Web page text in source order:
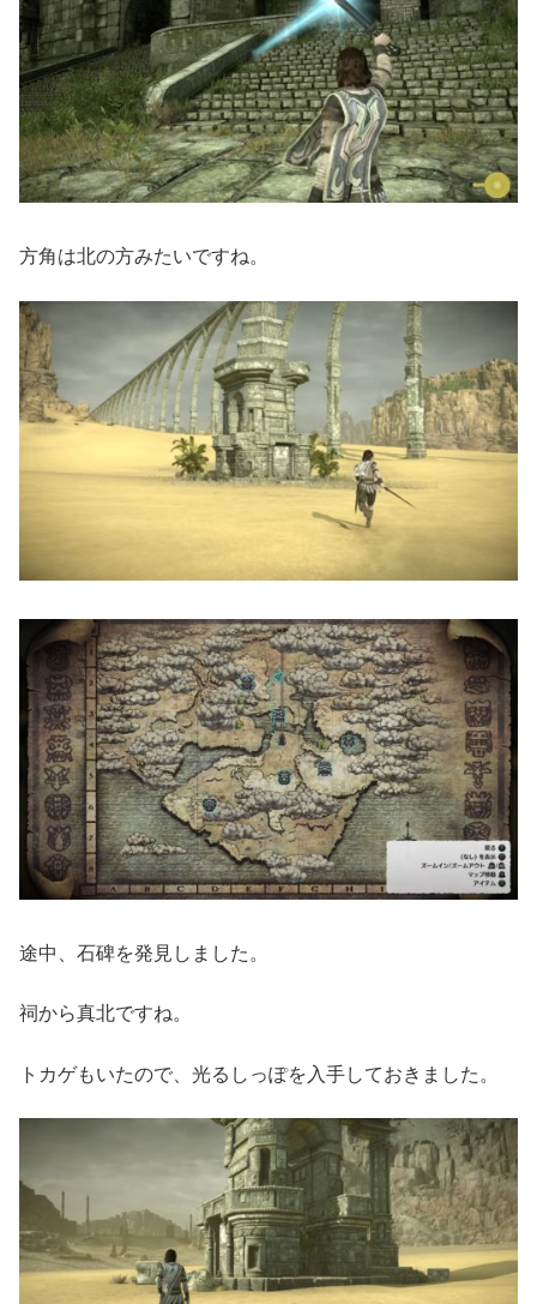
方角は北の方みたいですね。
途中、石碑を発見しました。
祠から真北ですね。
トカゲもいたので、光るしっぽを入手しておきました。